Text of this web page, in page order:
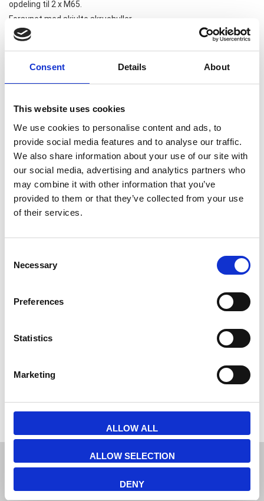
Consent Details About
This website uses cookies
We use cookies to personalise content and ads, to
provide social media features and to analyse our traffic.
We also share information about your use of our site with
our social media, advertising and analytics partners who
may combine it with other information that you’ve
provided to them or that they’ve collected from your use
of their services.
Selection
Necessary
Preferences
Statistics
Marketing
ALLOW ALL
ALLOW SELECTION
DENY
opdeling til 2 x M65.
Forsynet med skjulte skruehuller.
Kombineres efter behov med flere under eller ved siden af
Ideel løsning til venteværelse etc.
Antal stk pr karton: 12 stk
Kontakt os for tilbud ved større antal.
Relaterede varer
Løse skillerum til A4
Hvis du har nogle spørgsmål er du velkommen til atkontakteos.
JL Gruppen Salg/Display ApS
Østbanegade 103, 2100 københavn Ø